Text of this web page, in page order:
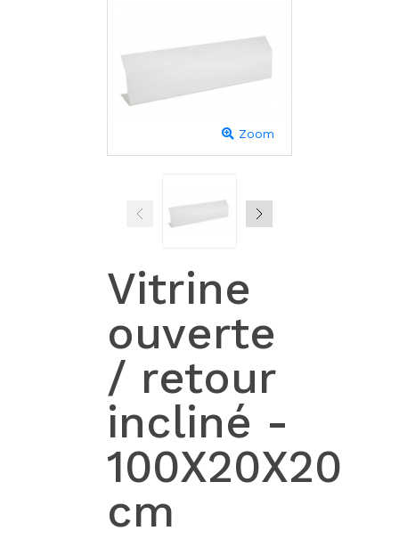
Zoom
Vitrine
ouverte
/ retour
incliné -
100X20X20
cm